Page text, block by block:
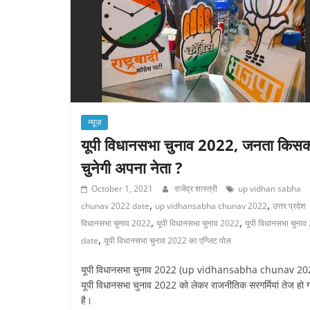
न्यूज़
यूपी विधानसभा चुनाव 2022, जनता
चुनेगी अपना नेता ?
October 1, 2021 राजेंद्र शास्त्री
up vidhan sabha
chunav 2022 date, up vidhansabha chunav 2022, उत्तर प्रदेश
विधानसभा चुनाव 2022, यूपी विधानसभा चुनाव 2022, यूपी विधानसभा
date, यूपी विधानसभा चुनाव 2022 का एग्जिट पोल
यूपी विधानसभा चुनाव 2022 (up vidhansabha chunav
यूपी विधानसभा चुनाव 2022 को लेकर राजनीतिक सरगर्मियां तेज हो
है।